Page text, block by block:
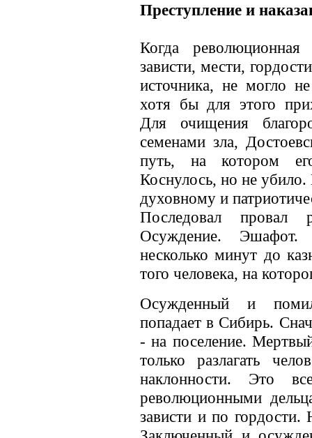
Преступление и
Когда революционная
зависти, мести,
источника, не могло
хотя бы для этого
Для очищения
семенами зла,
путь, на котором
Коснулось, но не
духовному и
Последовал провал
Осуждение. Эшафот.
несколько минут до
того человека, на
Осужденный и
попадает в Сибирь.
- на поселение.
только разлагать
наклонности. Это
революционными
зависти и по